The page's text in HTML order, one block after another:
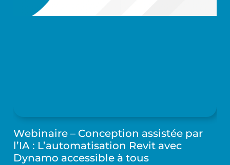
Webinaire – Conception assistée par
l’IA : L’automatisation Revit avec
Dynamo accessible à tous